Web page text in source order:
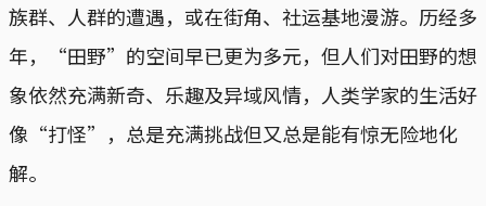
族群、人群的遭遇，或在街角、社运基地漫游。历经多
年，“田野”的空间早已更为多元，但人们对田野的想
象依然充满新奇、乐趣及异域风情，人类学家的生活好
像“打怪”，总是充满挑战但又总是能有惊无险地化
解。